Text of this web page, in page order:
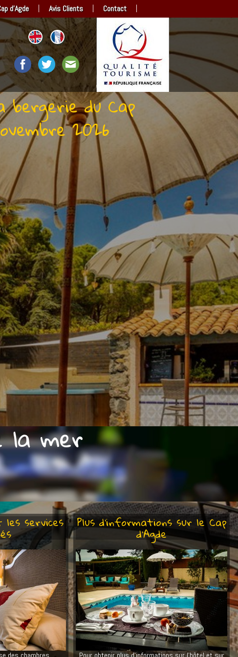
d’Agde | Avis Clients | Contact |
du Cap
2026
la mer
services Plus d'informations sur le Cap
d'Agde